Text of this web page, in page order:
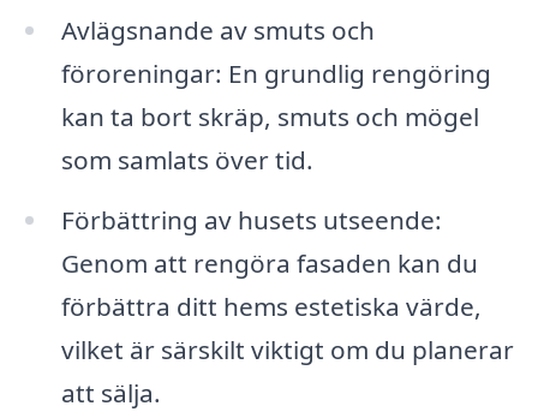
Avlägsnande av smuts och
föroreningar: En grundlig rengöring
kan ta bort skräp, smuts och mögel
som samlats över tid.
Förbättring av husets utseende:
Genom att rengöra fasaden kan du
förbättra ditt hems estetiska värde,
vilket är särskilt viktigt om du planerar
att sälja.